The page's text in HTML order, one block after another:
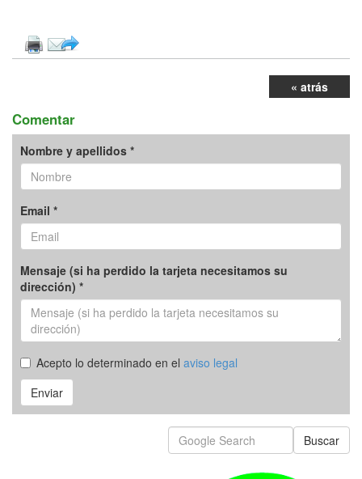
« atrás
Comentar
Nombre y apellidos *
Email *
Mensaje (si ha perdido la tarjeta necesitamos su
dirección) *
Acepto lo determinado en el aviso legal
Enviar
Buscar